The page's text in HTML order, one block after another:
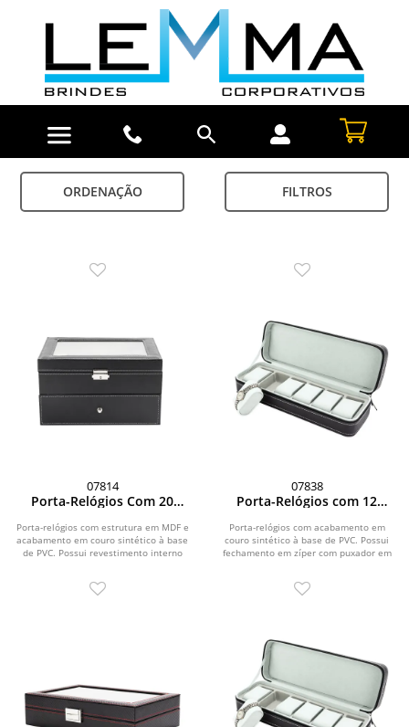
ORDENAÇÃO FILTROS
07814
Porta-Relógios Com 20
Porta-relógios com estrutura em MDF e
acabamento em couro sintético à base
de PVC. Possui revestimento interno
07838
Porta-Relógios com 12
Porta-relógios com acabamento em
couro sintético à base de PVC. Possui
fechamento em zíper com puxador em